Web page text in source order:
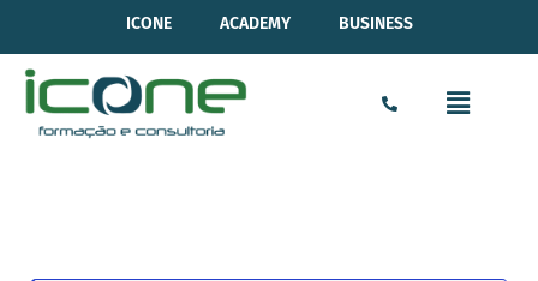
ICONE ACADEMY BUSINESS